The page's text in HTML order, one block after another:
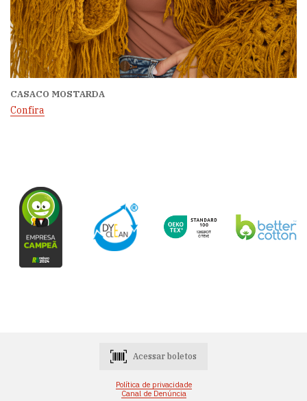
CASACO MOSTARDA
Confira
Acessar boletos
Política de privacidade
Canal de Denúncia